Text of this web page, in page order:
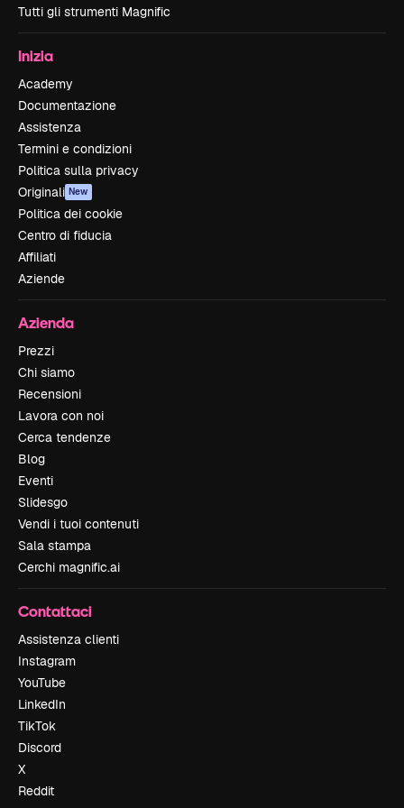
Tutti gli strumenti Magnific
Inizia
Academy
Documentazione
Assistenza
Termini e condizioni
Politica sulla privacy
Originali New
Politica dei cookie
Centro di fiducia
Affiliati
Aziende
Azienda
Prezzi
Chi siamo
Recensioni
Lavora con noi
Cerca tendenze
Blog
Eventi
Slidesgo
Vendi i tuoi contenuti
Sala stampa
Cerchi magnific.ai
Contattaci
Assistenza clienti
Instagram
YouTube
LinkedIn
TikTok
Discord
X
Reddit